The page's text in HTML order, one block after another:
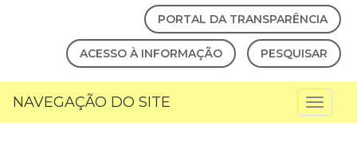
PORTAL DA TRANSPARÊNCIA
ACESSO À INFORMAÇÃO PESQUISAR
NAVEGAÇÃO DO SITE